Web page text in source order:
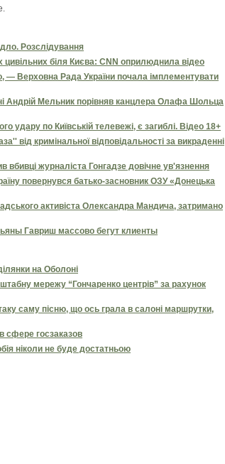
Розслідування
цивільних біля Києва: CNN оприлюднила відео
— Верховна Рада України почала імплементувати
Андрій Мельник порівняв канцлера Олафа Шольца
удару по Київській телевежі, є загиблі. Відео 18+
від кримінальної відповідальності за викраденні
вбивці журналіста Гонгадзе довічне ув'язнення
повернувся батько-засновник ОЗУ «Донецька
активіста Олександра Мандича, затримано
Гавриш массово бегут клиенты
на Оболоні
мережу “Гончаренко центрів” за рахунок
саму пісню, що ось грала в салоні маршрутки,
сфере госзаказов
ніколи не буде достатньою